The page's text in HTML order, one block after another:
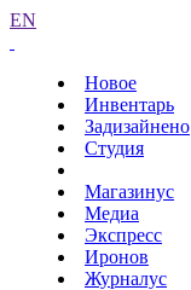
EN
Новое
Инвентарь
Задизайнено
Студия
Магазинус
Медиа
Экспресс
Иронов
Журналус